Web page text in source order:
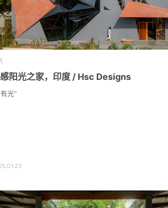
阳光之家，印度 / Hsc Designs
光”